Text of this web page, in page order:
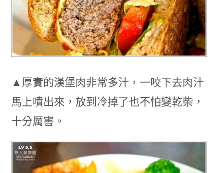
▲厚實的漢堡肉非常多汁，一咬下去肉汁
馬上噴出來，放到冷掉了也不怕變乾柴，
十分厲害。